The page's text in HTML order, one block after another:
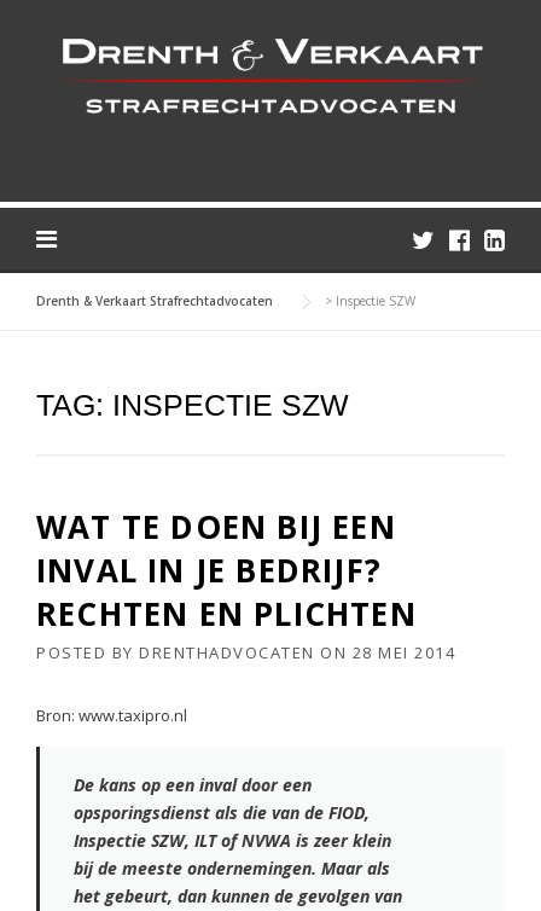
Drenth & Verkaart Strafrechtadvocaten > Inspectie SZW
TAG: INSPECTIE SZW
WAT TE DOEN BIJ EEN
INVAL IN JE BEDRIJF?
RECHTEN EN PLICHTEN
POSTED BY DRENTHADVOCATEN ON 28 MEI 2014
Bron: www.taxipro.nl
De kans op een inval door een
opsporingsdienst als die van de FIOD,
Inspectie SZW, ILT of NVWA is zeer klein
bij de meeste ondernemingen. Maar als
het gebeurt, dan kunnen de gevolgen van